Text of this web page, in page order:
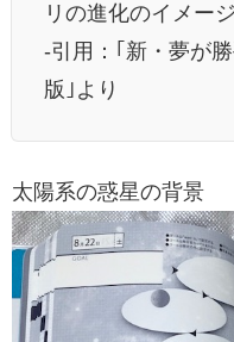
リの進化のイメー
-引用：｢新・夢が
版｣より
太陽系の惑星の背景